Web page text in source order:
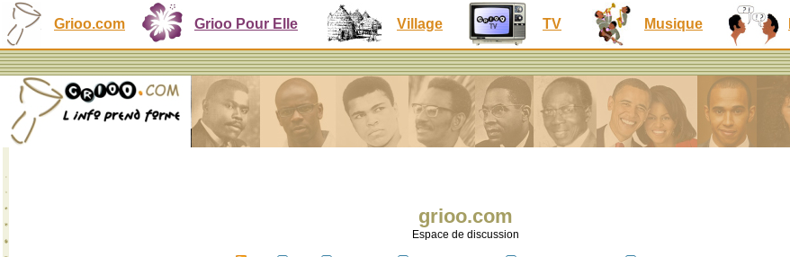
Grioo.com Grioo Pour Elle Village TV Musique
grioo.com
Espace de discussion